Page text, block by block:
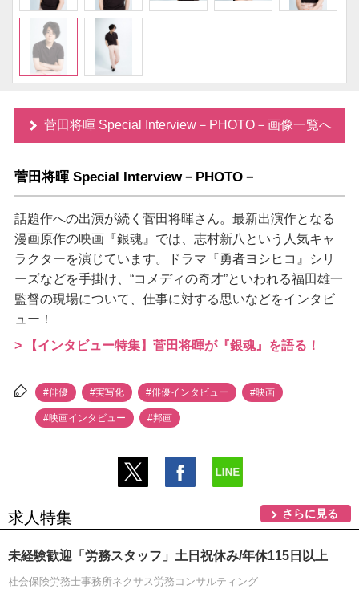
菅田将暉 Special Interview－PHOTO－画像一覧へ
菅田将暉 Special Interview－PHOTO－
話題作への出演が続く菅田将暉さん。最新出演作となる
漫画原作の映画『銀魂』では、志村新八という人気キャ
ラクターを演じています。ドラマ『勇者ヨシヒコ』シリ
ーズなどを手掛け、“コメディの奇才”といわれる福田雄一
監督の現場について、仕事に対する思いなどをインタビ
ュー！
> 【インタビュー特集】菅田将暉が『銀魂』を語る！
#俳優 #実写化 #俳優インタビュー #映画
#映画インタビュー #邦画
求人特集 さらに見る
未経験歓迎「労務スタッフ」土日祝休み/年休115日以上
社会保険労務士事務所ネクサス労務コンサルティング